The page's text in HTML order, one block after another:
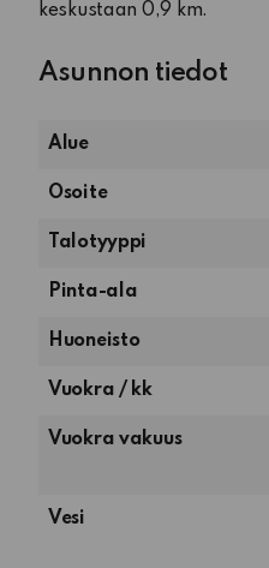
keskustaan 0,9 km.
Asunnon tiedot
Alue
Osoite
Talotyyppi
Pinta-ala
Huoneisto
2
ja
keittiö
Vuokra / kk
Vuokra vakuus
Vesi